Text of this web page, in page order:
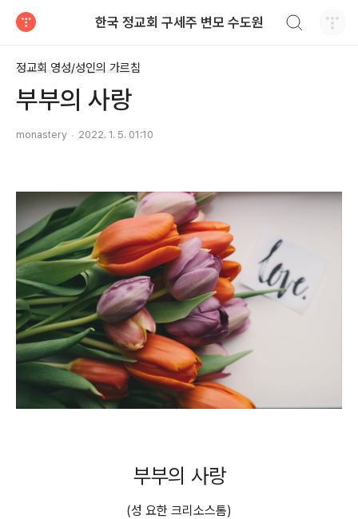
한국 정교회 구세주 변모 수도원
정교회 영성/성인의 가르침
부부의 사랑
monastery 2022. 1. 5. 01:10
부부의 사랑
(성 요한 크리소스톰)